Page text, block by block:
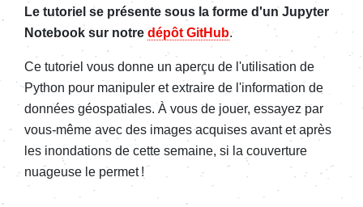
Le tutoriel se présente sous la forme d'un Jupyter
Notebook sur notre dépôt GitHub.
Ce tutoriel vous donne un aperçu de l'utilisation de
Python pour manipuler et extraire de l'information de
données géospatiales. À vous de jouer, essayez par
vous-même avec des images acquises avant et après
les inondations de cette semaine, si la couverture
nuageuse le permet !